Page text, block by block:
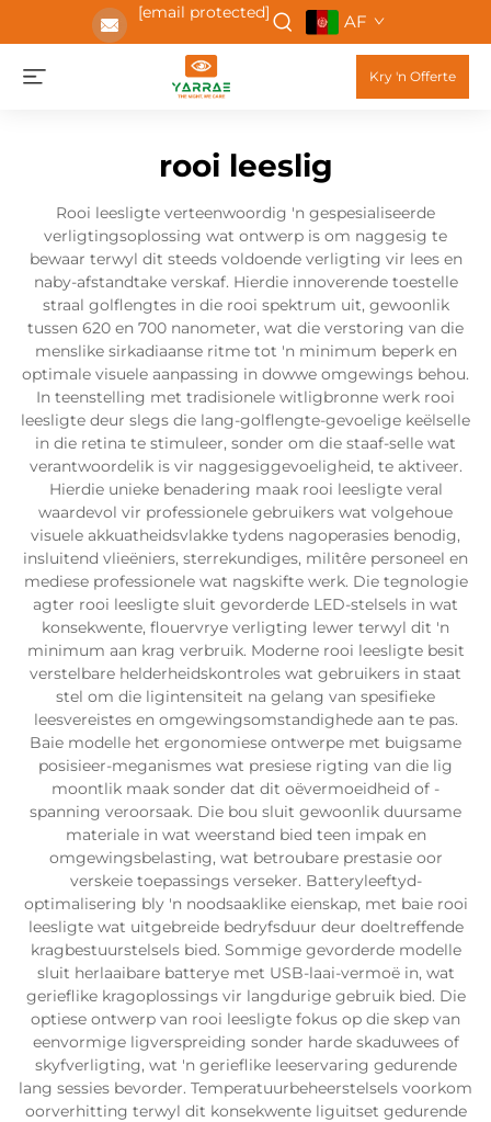
[email protected] AF
Kry 'n Offerte
rooi leeslig
Rooi leesligte verteenwoordig 'n gespesialiseerde
verligtingsoplossing wat ontwerp is om naggesig te
bewaar terwyl dit steeds voldoende verligting vir lees en
naby-afstandtake verskaf. Hierdie innoverende toestelle
straal golflengtes in die rooi spektrum uit, gewoonlik
tussen 620 en 700 nanometer, wat die verstoring van die
menslike sirkadiaanse ritme tot 'n minimum beperk en
optimale visuele aanpassing in dowwe omgewings behou.
In teenstelling met tradisionele witligbronne werk rooi
leesligte deur slegs die lang-golflengte-gevoelige keëlselle
in die retina te stimuleer, sonder om die staaf-selle wat
verantwoordelik is vir naggesiggevoeligheid, te aktiveer.
Hierdie unieke benadering maak rooi leesligte veral
waardevol vir professionele gebruikers wat volgehoue
visuele akkuatheidsvlakke tydens nagoperasies benodig,
insluitend vlieëniers, sterrekundiges, militêre personeel en
mediese professionele wat nagskifte werk. Die tegnologie
agter rooi leesligte sluit gevorderde LED-stelsels in wat
konsekwente, flouervrye verligting lewer terwyl dit 'n
minimum aan krag verbruik. Moderne rooi leesligte besit
verstelbare helderheidskontroles wat gebruikers in staat
stel om die ligintensiteit na gelang van spesifieke
leesvereistes en omgewingsomstandighede aan te pas.
Baie modelle het ergonomiese ontwerpe met buigsame
posisieer-meganismes wat presiese rigting van die lig
moontlik maak sonder dat dit oëvermoeidheid of -
spanning veroorsaak. Die bou sluit gewoonlik duursame
materiale in wat weerstand bied teen impak en
omgewingsbelasting, wat betroubare prestasie oor
verskeie toepassings verseker. Batteryleeftyd-
optimalisering bly 'n noodsaaklike eienskap, met baie rooi
leesligte wat uitgebreide bedryfsduur deur doeltreffende
kragbestuurstelsels bied. Sommige gevorderde modelle
sluit herlaaibare batterye met USB-laai-vermoë in, wat
gerieflike kragoplossings vir langdurige gebruik bied. Die
optiese ontwerp van rooi leesligte fokus op die skep van
eenvormige ligverspreiding sonder harde skaduwees of
skyfverligting, wat 'n gerieflike leeservaring gedurende
lang sessies bevorder. Temperatuurbeheerstelsels voorkom
oorverhitting terwyl dit konsekwente liguitset gedurende